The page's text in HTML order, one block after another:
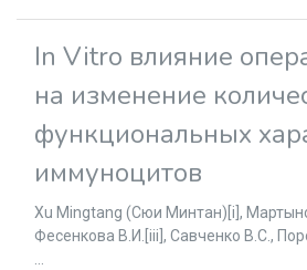
In Vitro влияние
на изменение
функциональных
иммуноцитов
Xu Mingtang (Сюи Минтан)[i],
Фесенкова В.И.[iii], Савченко В.С.,
...